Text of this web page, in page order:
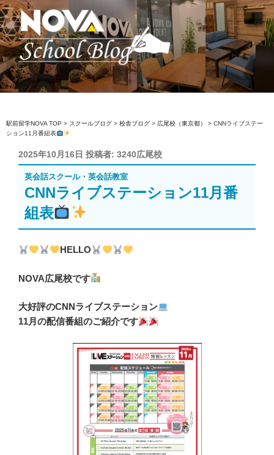
コ
ン
テ
ン
ツ
へ
ス
ッ
プ
駅前留学NOVA【公式】スクールブロ
英会話スクール・英会話教室
駅前留学NOVA TOP > スクールブログ > 校舎ブログ > 広尾校（東京都） > CNNライブステー
ション11月番組表
投
稿
日:
2025年10月16日 投稿者: 3240広尾校
英会話スクール・英会話教室
CNNライブステーション11月番
組表
HELLO
NOVA広尾校です
大好評のCNNライブステーション
11月の配信番組のご紹介です